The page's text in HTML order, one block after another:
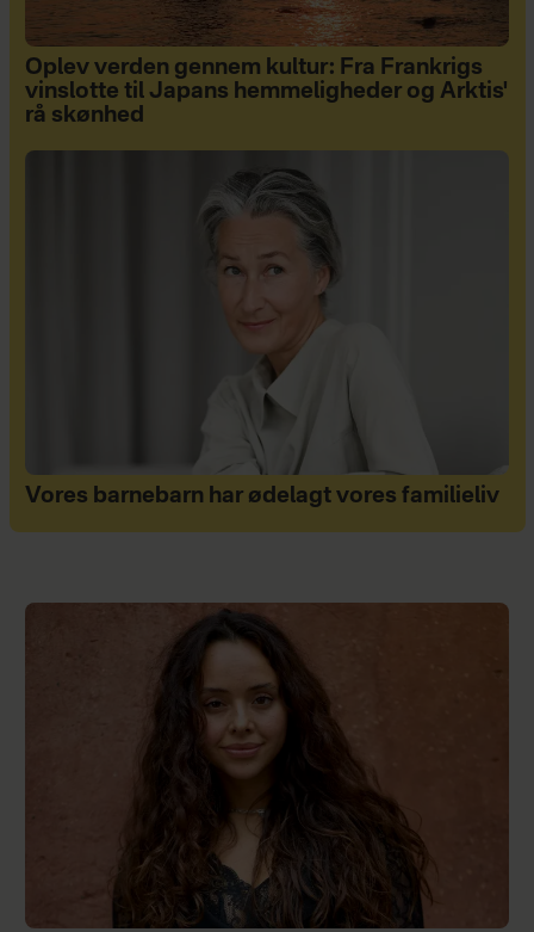
Oplev verden gennem kultur: Fra Frankrigs
vinslotte til Japans hemmeligheder og Arktis'
rå skønhed
Vores barnebarn har ødelagt vores familieliv